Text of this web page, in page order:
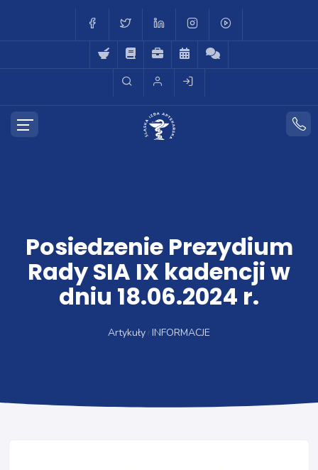
Posiedzenie Prezydium
Rady SIA IX kadencji w
dniu 18.06.2024 r.
Artykuły INFORMACJE